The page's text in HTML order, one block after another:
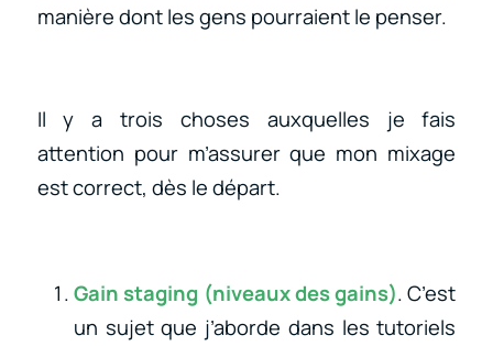
manière dont les gens pourraient le penser.
Il y a trois choses auxquelles je fais
attention pour m’assurer que mon mixage
est correct, dès le départ.
Gain staging (niveaux des gains). C’est
un sujet que j’aborde dans les tutoriels